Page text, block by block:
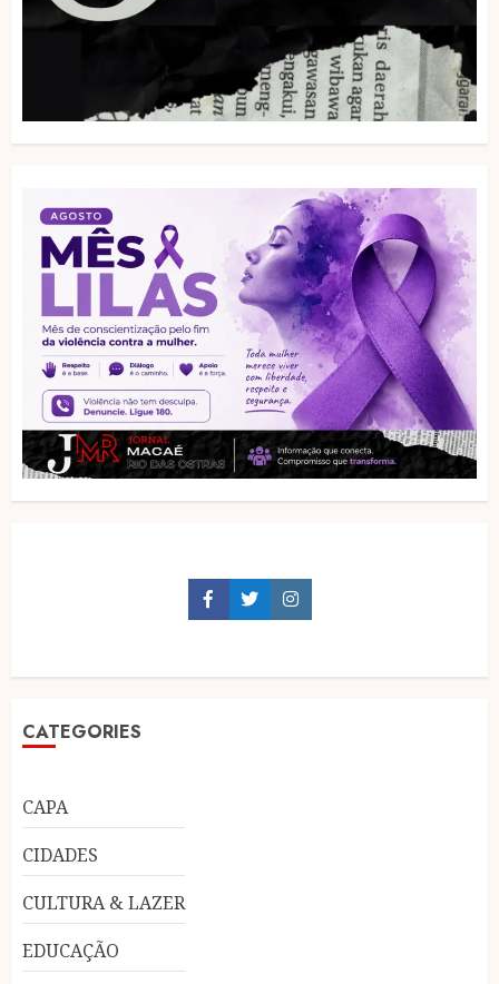
FacebookTwitterInstagram
CATEGORIES
CAPA
CIDADES
CULTURA & LAZER
EDUCAÇÃO